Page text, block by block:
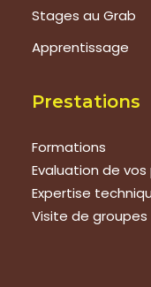
Stages au Grab
Apprentissage
Prestations
Formations
Evaluation de
Expertise
Visite de groupes